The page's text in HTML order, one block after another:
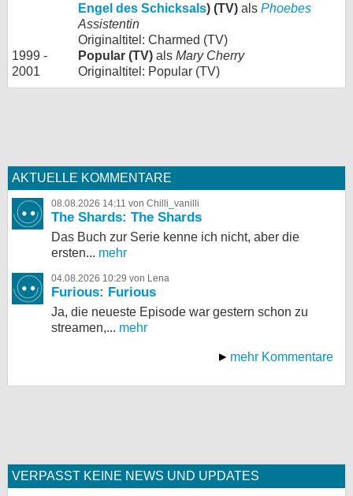
Engel des Schicksals) (TV) als Phoebes
Assistentin
Originaltitel: Charmed (TV)
1999 -
2001
Popular (TV) als Mary Cherry
Originaltitel: Popular (TV)
AKTUELLE KOMMENTARE
08.08.2026 14:11 von Chilli_vanilli
The Shards: The Shards
Das Buch zur Serie kenne ich nicht, aber die
ersten... mehr
04.08.2026 10:29 von Lena
Furious: Furious
Ja, die neueste Episode war gestern schon zu
streamen,... mehr
mehr Kommentare
VERPASST KEINE NEWS UND UPDATES